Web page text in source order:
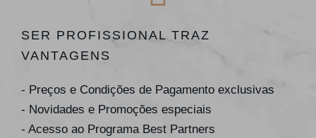
SER PROFISSIONAL TRAZ
VANTAGENS
- Preços e Condições de Pagamento exclusivas
- Novidades e Promoções especiais
- Acesso ao Programa Best Partners